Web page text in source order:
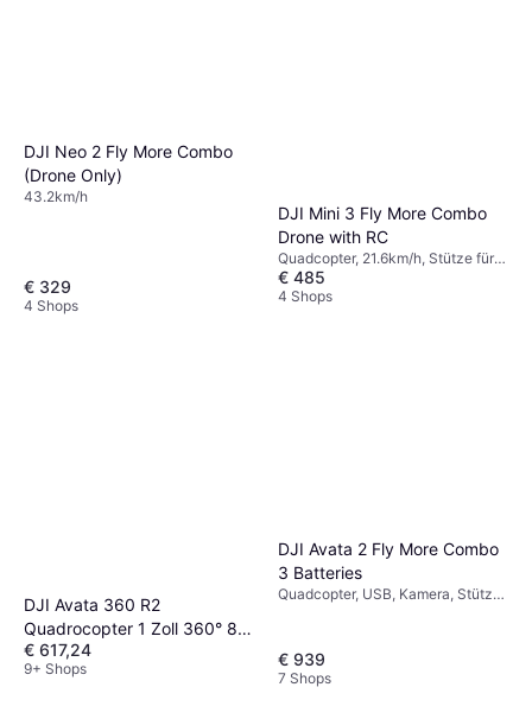
DJI Neo 2 Fly More Combo
(Drone Only)
43.2km/h
€ 329
4 Shops
DJI Mini 3 Fly More Combo
Drone with RC
Quadcopter, 21.6km/h, Stütze für
Gimbal, Kamera, USB,
Speicherkartenleser, WLAN,
€ 485
4 Shops
DJI Avata 360 R2
Quadrocopter 1 Zoll 360° 8K
Kamera
€ 617,24
9+ Shops
DJI Avata 2 Fly More Combo
3 Batteries
Quadcopter, USB, Kamera, Stütze
€ 939
7 Shops